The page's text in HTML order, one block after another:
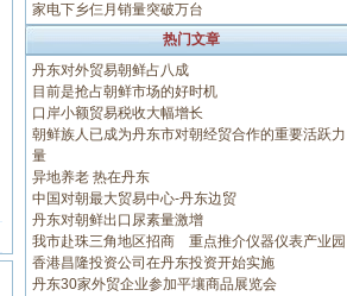
家电下乡仨月销量突破万台
热门文章
丹东对外贸易朝鲜占八成
目前是抢占朝鲜市场的好时机
口岸小额贸易税收大幅增长
朝鲜族人已成为丹东市对朝经贸合作的重要活跃力
量
异地养老 热在丹东
中国对朝最大贸易中心-丹东边贸
丹东对朝鲜出口尿素量激增
我市赴珠三角地区招商 重点推介仪器仪表产业园
香港昌隆投资公司在丹东投资开始实施
丹东30家外贸企业参加平壤商品展览会